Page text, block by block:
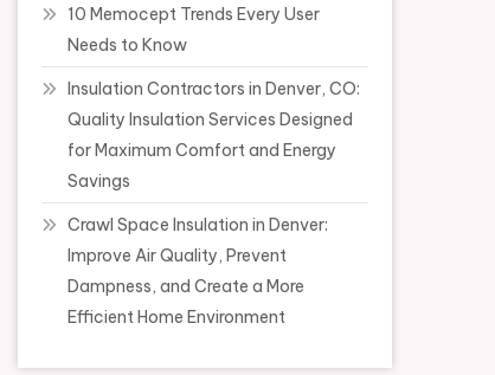
10 Memocept Trends Every User
Needs to Know
Insulation Contractors in Denver, CO:
Quality Insulation Services Designed
for Maximum Comfort and Energy
Savings
Crawl Space Insulation in Denver:
Improve Air Quality, Prevent
Dampness, and Create a More
Efficient Home Environment